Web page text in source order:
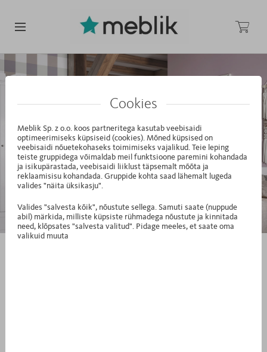
Cookies
Meblik Sp. z o.o. koos partneritega kasutab veebisaidi
optimeerimiseks küpsiseid (cookies). Mõned küpsised on
veebisaidi nõuetekohaseks toimimiseks vajalikud. Teie leping
teiste gruppidega võimaldab meil funktsioone paremini kohandada
ja isikupärastada, veebisaidi liiklust täpsemalt mõõta ja
reklaamisisu kohandada. Gruppide kohta saad lähemalt lugeda
valides "näita üksikasju".
Valides "salvesta kõik", nõustute sellega. Samuti saate (nuppude
abil) märkida, milliste küpsiste rühmadega nõustute ja kinnitada
need, klõpsates "salvesta valitud". Pidage meeles, et saate oma
valikuid muuta